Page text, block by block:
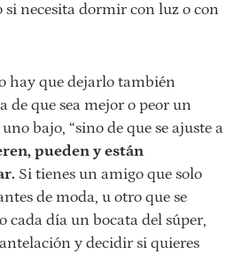
si necesita dormir con luz o con
hay que dejarlo también
de que sea mejor o peor un
bajo, “sino de que se ajuste a
pueden y están
Si tienes un amigo que solo
de moda, u otro que se
cada día un bocata del súper,
y decidir si quieres